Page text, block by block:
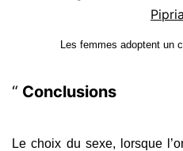
Les femmes adoptent un
Conclusions
Le choix du sexe, lorsque